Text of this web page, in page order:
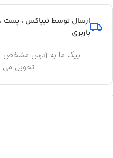
ارسال توسط تیپاکس ، پست ،
باربری
پیک ما به آدرس مشخص
تحویل